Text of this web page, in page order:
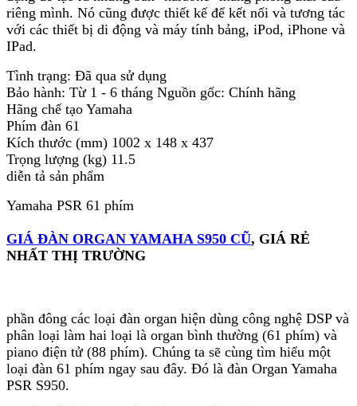
riêng mình. Nó cũng được thiết kế để kết nối và tương tác
với các thiết bị di động và máy tính bảng, iPod, iPhone và
IPad.
Tình trạng: Đã qua sử dụng
Bảo hành: Từ 1 - 6 tháng Nguồn gốc: Chính hãng
Hãng chế tạo Yamaha
Phím đàn 61
Kích thước (mm) 1002 x 148 x 437
Trọng lượng (kg) 11.5
diễn tả sản phẩm
Yamaha PSR 61 phím
GIÁ ĐÀN ORGAN YAMAHA S950 CŨ, GIÁ RẺ
NHẤT THỊ TRƯỜNG
phần đông các loại đàn organ hiện dùng công nghệ DSP và
phân loại làm hai loại là organ bình thường (61 phím) và
piano điện tử (88 phím). Chúng ta sẽ cùng tìm hiểu một
loại đàn 61 phím ngay sau đây. Đó là đàn Organ Yamaha
PSR S950.